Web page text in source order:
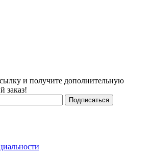
и получите дополнительную
заказ!